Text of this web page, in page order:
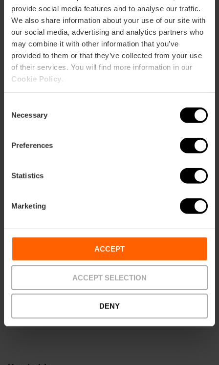
provide social media features and to analyse our traffic.
We also share information about your use of our site with
our social media, advertising and analytics partners who
may combine it with other information that you’ve
provided to them or that they’ve collected from your use
of their services. You will find more information in our
Cookie Policy
Selection
Necessary
Preferences
Statistics
Marketing
ACCEPT
ACCEPT SELECTION
DENY
Calle Carrasquer, 10 bajo 46001 València